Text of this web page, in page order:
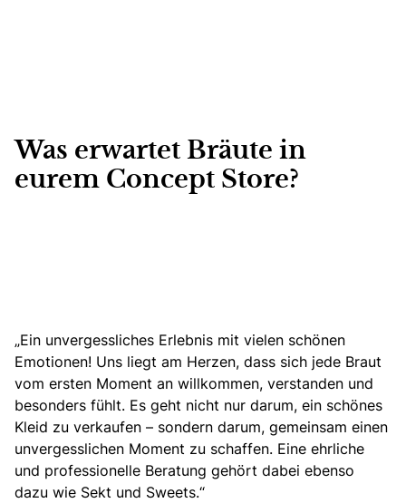
Was erwartet Bräute in
eurem Concept Store?
„Ein unvergessliches Erlebnis mit vielen schönen
Emotionen! Uns liegt am Herzen, dass sich jede Braut
vom ersten Moment an willkommen, verstanden und
besonders fühlt. Es geht nicht nur darum, ein schönes
Kleid zu verkaufen – sondern darum, gemeinsam einen
unvergesslichen Moment zu schaffen. Eine ehrliche
und professionelle Beratung gehört dabei ebenso
dazu wie Sekt und Sweets.“